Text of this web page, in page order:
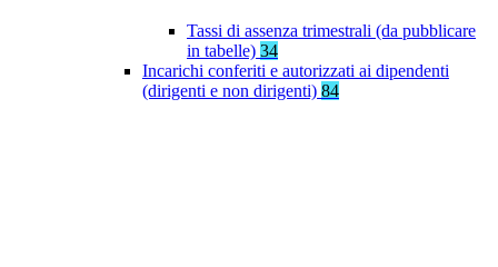
Tassi di assenza trimestrali (da pubblicare
in tabelle) 34
Incarichi conferiti e autorizzati ai dipendenti
(dirigenti e non dirigenti) 84